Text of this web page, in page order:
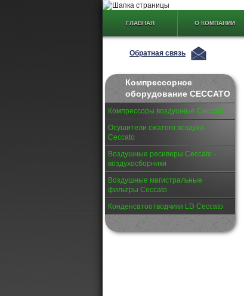
ГЛАВНАЯ О КОМПАНИИ
Обратная связь
Компрессорное
оборудование CECCATO
Компрессоры воздушные Ceccato
Осушители сжатого воздуха
Ceccato
Воздушные ресиверы Ceccato -
воздухосборники
Воздушные магистральные
фильтры Ceccato
Конденсатоотводчики LD Ceccato